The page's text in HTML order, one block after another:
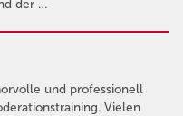
der …
und professionell
Vielen